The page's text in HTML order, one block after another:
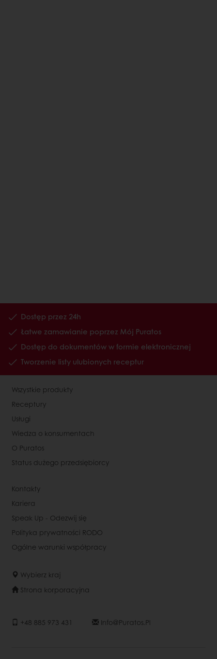
Dostęp przez 24h
Łatwe zamawianie poprzez Mój Puratos
Dostęp do dokumentów w formie elektronicznej
Tworzenie listy ulubionych receptur
Wszystkie produkty
Receptury
Usługi
Wiedza o konsumentach
O Puratos
Status dużego przedsiębiorcy
Kontakty
Kariera
Speak Up - Odezwij się
Polityka prywatności RODO
Ogólne warunki współpracy
Wybierz kraj
Strona korporacyjna
+48 885 973 431 Info@puratos.pl